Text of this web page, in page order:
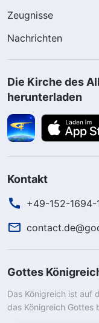
Zeugnisse
Nachrichten
Die Kirche des
herunterladen
Kontakt
+49-152-1694-
Gottes
Das Königreich ist auf
das Königreich Gottes